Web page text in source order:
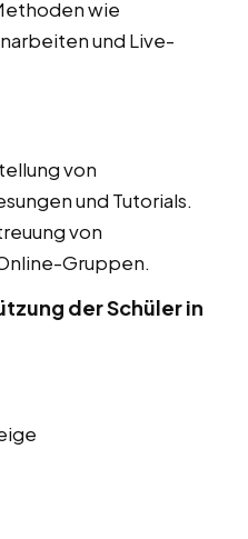
wie
und Live-
von
und Tutorials.
von
Gruppen.
der Schüler in